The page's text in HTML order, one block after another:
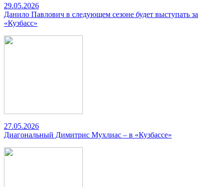
29.05.2026
Данило Павлович в следующем сезоне будет выступать за
«Кузбасс»
27.05.2026
Диагональный Димитрис Мухлиас – в «Кузбассе»